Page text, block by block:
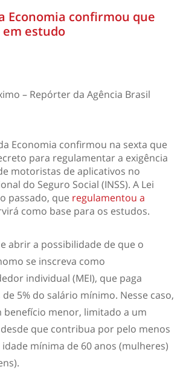
Economia confirmou que
estudo
– Repórter da Agência Brasil
Economia confirmou na sexta que
para regulamentar a exigência
motoristas de aplicativos no
do Seguro Social (INSS). A Lei
passado, que regulamentou a
como base para os estudos.
abrir a possibilidade de que o
se inscreva como
individual (MEI), que paga
5% do salário mínimo. Nesse caso,
benefício menor, limitado a um
que contribua por pelo menos
mínima de 60 anos (mulheres)